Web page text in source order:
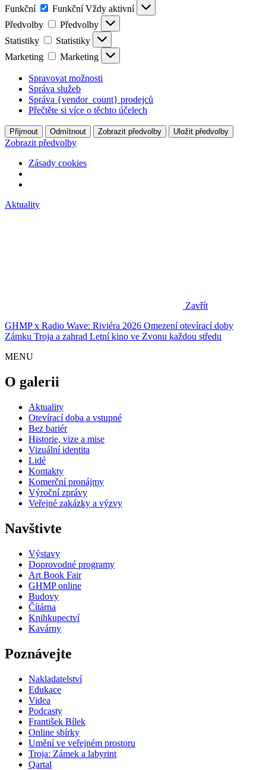
Funkční
Funkční Vždy aktivní
Předvolby
Předvolby
Statistiky
Statistiky
Marketing
Marketing
Spravovat možnosti
Správa služeb
Správa {vendor_count} prodejců
Přečtěte si více o těchto účelech
Přijmout Odmítnout Zobrazit předvolby Uložit předvolby
Zobrazit předvolby
Zásady cookies
Aktuality
Zavřít
GHMP x Radio Wave: Riviéra 2026 Omezení otevírací doby
Zámku Troja a zahrad Letní kino ve Zvonu každou středu
MENU
O galerii
Aktuality
Otevírací doba a vstupné
Bez bariér
Historie, vize a mise
Vizuální identita
Lidé
Kontakty
Komerční pronájmy
Výroční zprávy
Veřejné zakázky a výzvy
Navštivte
Výstavy
Doprovodné programy
Art Book Fair
GHMP online
Budovy
Čítárna
Knihkupectví
Kavárny
Poznávejte
Nakladatelství
Edukace
Videa
Podcasty
František Bílek
Online sbírky
Umění ve veřejném prostoru
Troja: Zámek a labyrint
Qartal